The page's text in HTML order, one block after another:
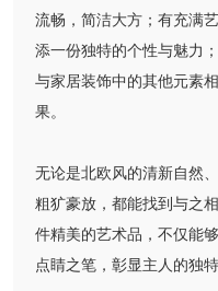
流畅，简洁大方；有充满
添一份独特的个性与魅力
与家居装饰中的其他元素
果。
无论是北欧风的清新自然
粗犷豪放，都能找到与之
件精美的艺术品，不仅能
点睛之笔，彰显主人的独